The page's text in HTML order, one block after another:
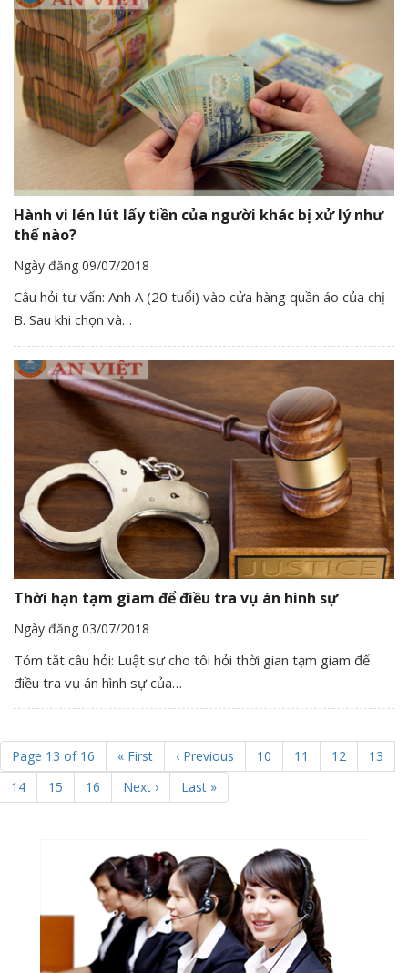
Hành vi lén lút lấy tiền của người khác bị xử lý như
thế nào?
Ngày đăng 09/07/2018
Câu hỏi tư vấn: Anh A (20 tuổi) vào cửa hàng quần áo của chị
B. Sau khi chọn và…
Thời hạn tạm giam để điều tra vụ án hình sự
Ngày đăng 03/07/2018
Tóm tắt câu hỏi: Luật sư cho tôi hỏi thời gian tạm giam để
điều tra vụ án hình sự của…
Page 13 of 16 « First ‹ Previous 10 11 12
13
14
15 16 Next › Last »